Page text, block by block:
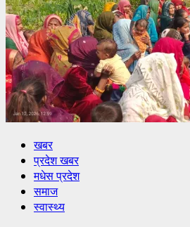
खबर
प्रदेश खबर
मधेस प्रदेश
समाज
स्वास्थ्य